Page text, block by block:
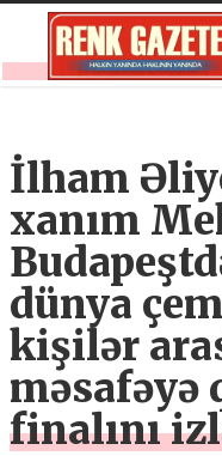
İlham
xanım
dünya
kişilər
məsafəyə
finalını